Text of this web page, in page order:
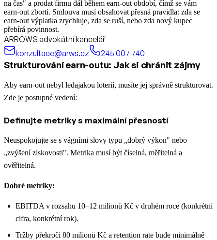
na čas" a prodat firmu dál během earn-out období, čímž se vám
earn-out zbortí. Smlouva musí obsahovat přesná pravidla: zda se
earn-out výplatka zrychluje, zda se ruší, nebo zda nový kupec
přebírá povinnost.
ARROWS advokátní kancelář
konzultace@arws.cz
245 007 740
Strukturování earn-outu: Jak si chránit zájmy
Aby earn-out nebyl ledajakou loterií, musíte jej správně strukturovat.
Zde je postupné vedení:
Definujte metriky s maximální přesností
Neuspokojujte se s vágními slovy typu „dobrý výkon" nebo
„zvýšení ziskovosti". Metrika musí být číselná, měřitelná a
ověřitelná.
Dobré metriky:
EBITDA v rozsahu 10–12 milionů Kč v druhém roce (konkrétní
cifra, konkrétní rok).
Tržby překročí 80 milionů Kč a retention rate bude minimálně